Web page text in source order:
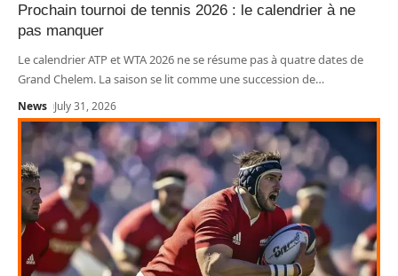
Prochain tournoi de tennis 2026 : le calendrier à ne
pas manquer
Le calendrier ATP et WTA 2026 ne se résume pas à quatre dates de
Grand Chelem. La saison se lit comme une succession de…
News July 31, 2026